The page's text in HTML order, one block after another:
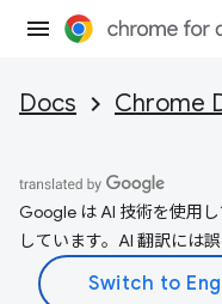
Docs Chrome
Google は AI 技術を使用
しています。AI 翻訳には